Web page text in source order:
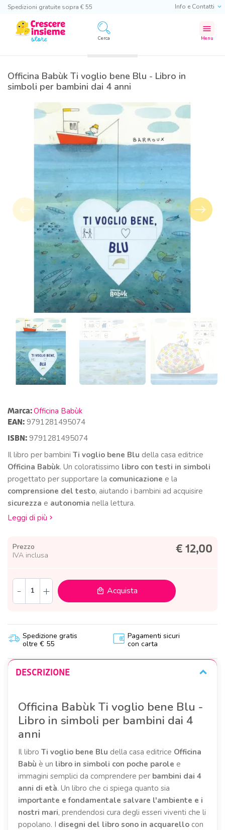
Info e Contatti
Spedizioni gratuite sopra € 55
Cerca
menu
Menu
Officina Babùk Ti voglio bene Blu - Libro in
simboli per bambini dai 4 anni
Precedente
west east
Marca:Officina Babùk
EAN: 9791281495074
ISBN: 9791281495074
Il libro per bambini Ti voglio bene Blu della casa editrice
Officina Babùk. Un coloratissimo libro con testi in simboli
progettato per supportare la comunicazione e la
comprensione del testo, aiutando i bambini ad acquisire
sicurezza e autonomia nella lettura.
Leggi di più
€ 12,00
Prezzo
IVA inclusa
- + local_mall Acquista
Spedizione gratis
oltre € 55
Pagamenti sicuri
con carta
DESCRIZIONE
Officina Babùk Ti voglio bene Blu -
Libro in simboli per bambini dai 4
anni
Il libro Ti voglio bene Blu della casa editrice Officina
Babù è un libro in simboli con poche parole e
immagini semplici da comprendere per bambini dai 4
anni di età. Un libro che ci spiega quanto sia
importante e fondamentale salvare l'ambiente e i
nostri mari, prendendosi cura degli esseri viventi che li
popolano. I disegni del libro sono in acquarello con